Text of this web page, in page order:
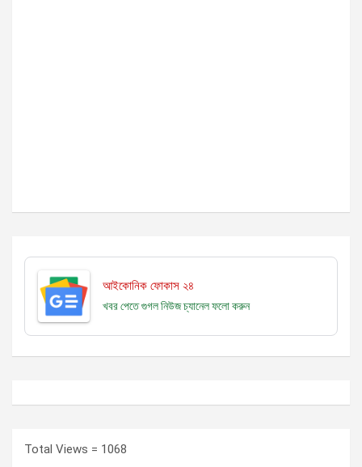
আইকোনিক ফোকাস ২৪
খবর পেতে গুগল নিউজ চ্যানেলফলো করুন
Total Views = 1068